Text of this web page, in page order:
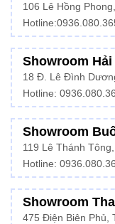
106 Lê Hồng
Hotline:
Showroom
18 Đ. Lê Đình
Hotline:
Showroom
119 Lê Thánh
Hotline:
Showroom
475 Điện Biên Phủ,